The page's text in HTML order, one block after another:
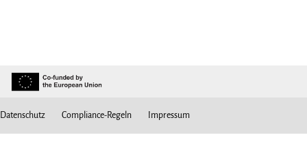
Datenschutz Compliance-Regeln Impressum